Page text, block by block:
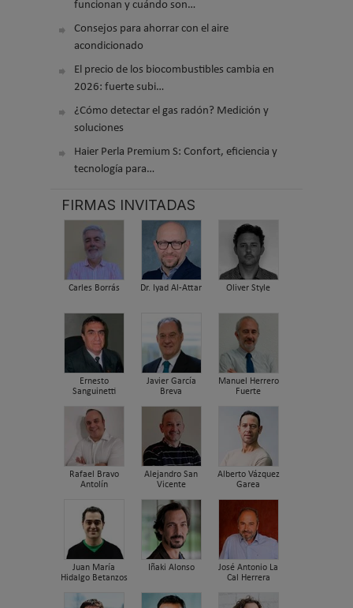
funcionan y cuándo son…
Consejos para ahorrar con el aire
acondicionado
El precio de los biocombustibles cambia en
2026: fuerte subi…
¿Cómo detectar el gas radón? Medición y
soluciones
Haier Perla Premium S: Confort, eficiencia y
tecnología para…
FIRMAS INVITADAS
Carles Borrás Dr. Iyad Al-Attar Oliver Style
Ernesto
Sanguinetti
Javier García
Breva
Manuel Herrero
Fuerte
Rafael Bravo
Antolín
Alejandro San
Vicente
Alberto Vázquez
Garea
Juan María
Hidalgo Betanzos
Iñaki Alonso
José Antonio La
Cal Herrera